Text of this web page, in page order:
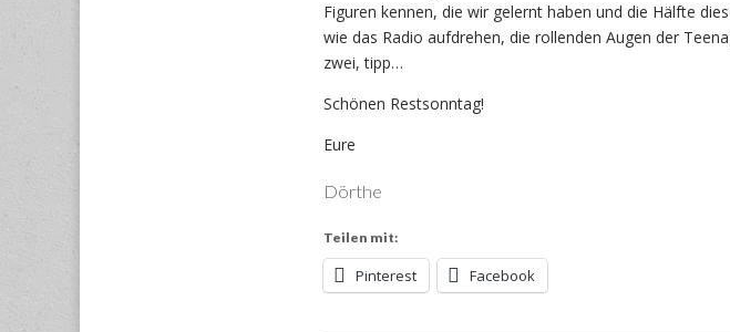
Figuren kennen, die wir gelernt haben und die Hälfte
wie das Radio aufdrehen, die rollenden Augen der
zwei, tipp…
Schönen Restsonntag!
Eure
Dörthe
Teilen mit:
Pinterest Facebook